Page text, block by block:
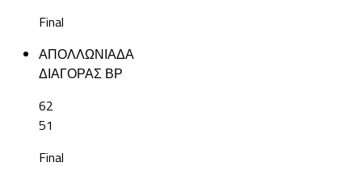
Final
ΑΠΟΛΛΩΝΙΑΔΑ
ΔΙΑΓΟΡΑΣ ΒΡ
62
51
Final